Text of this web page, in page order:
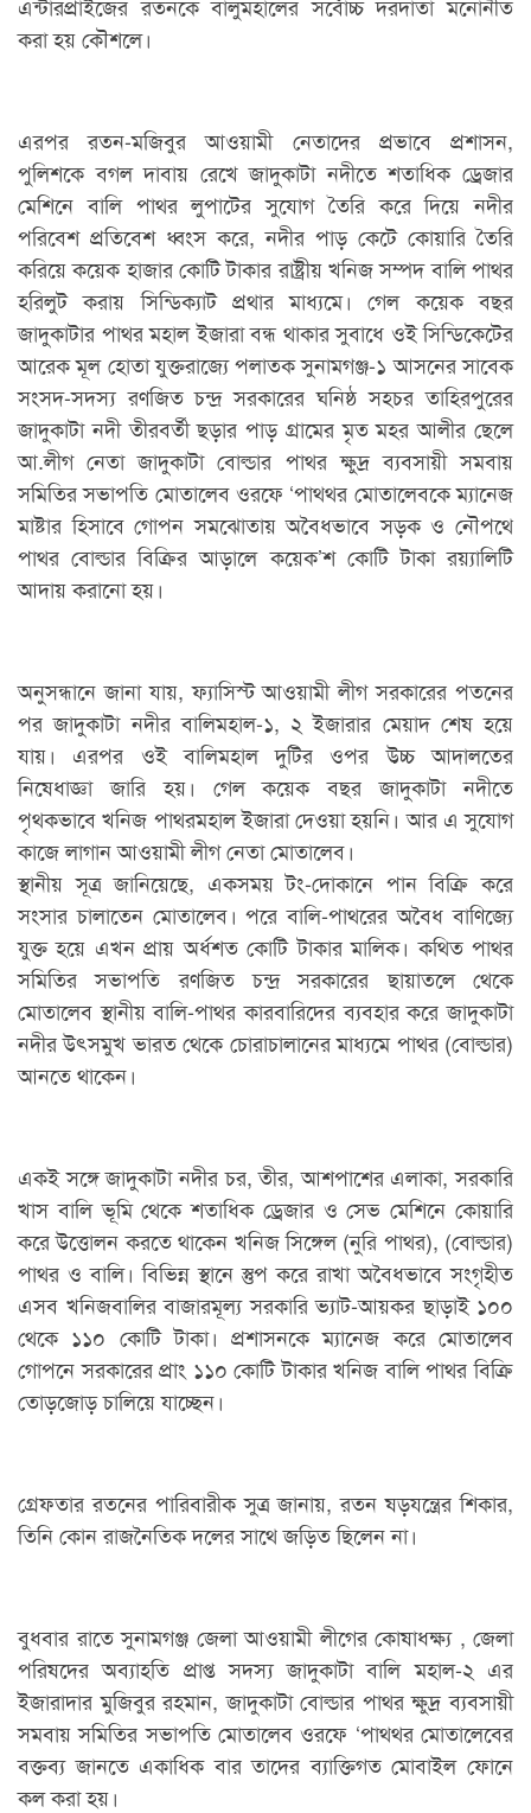
করা হয় কৌশলে।
এরপর রতন-মজিবুর আওয়ামী নেতাদের প্রভাবে প্রশাসন,
পুলিশকে বগল দাবায় রেখে জাদুকাটা নদীতে শতাধিক ড্রেজার
মেশিনে বালি পাথর লুপাটের সুযোগ তৈরি করে দিয়ে নদীর
পরিবেশ প্রতিবেশ ধ্বংস করে, নদীর পাড় কেটে কোয়ারি তৈরি
করিয়ে কয়েক হাজার কোটি টাকার রাষ্ট্রীয় খনিজ সম্পদ বালি পাথর
হরিলুট করায় সিন্ডিক্যাট প্রথার মাধ্যমে। গেল কয়েক বছর
জাদুকাটার পাথর মহাল ইজারা বন্ধ থাকার সুবাধে ওই সিন্ডিকেটের
আরেক মূল হোতা যুক্তরাজ্যে পলাতক সুনামগঞ্জ-১ আসনের সাবেক
সংসদ-সদস্য রণজিত চন্দ্র সরকারের ঘনিষ্ঠ সহচর তাহিরপুরের
জাদুকাটা নদী তীরবর্তী ছড়ার পাড় গ্রামের মৃত মহর আলীর ছেলে
আ.লীগ নেতা জাদুকাটা বোল্ডার পাথর ক্ষুদ্র ব্যবসায়ী সমবায়
সমিতির সভাপতি মোতালেব ওরফে ‘পাথ্থর মোতালেবকে ম্যানেজ
মাষ্টার হিসাবে গোপন সমঝোতায় অবৈধভাবে সড়ক ও নৌপথে
পাথর বোল্ডার বিক্রির আড়ালে কয়েক’শ কোটি টাকা রয়্যালিটি
আদায় করানো হয়।
অনুসন্ধানে জানা যায়, ফ্যাসিস্ট আওয়ামী লীগ সরকারের পতনের
পর জাদুকাটা নদীর বালিমহাল-১, ২ ইজারার মেয়াদ শেষ হয়ে
যায়। এরপর ওই বালিমহাল দুটির ওপর উচ্চ আদালতের
নিষেধাজ্ঞা জারি হয়। গেল কয়েক বছর জাদুকাটা নদীতে
পৃথকভাবে খনিজ পাথরমহাল ইজারা দেওয়া হয়নি। আর এ সুযোগ
কাজে লাগান আওয়ামী লীগ নেতা মোতালেব।
স্থানীয় সূত্র জানিয়েছে, একসময় টং-দোকানে পান বিক্রি করে
সংসার চালাতেন মোতালেব। পরে বালি-পাথরের অবৈধ বাণিজ্যে
যুক্ত হয়ে এখন প্রায় অর্ধশত কোটি টাকার মালিক। কথিত পাথর
সমিতির সভাপতি রণজিত চন্দ্র সরকারের ছায়াতলে থেকে
মোতালেব স্থানীয় বালি-পাথর কারবারিদের ব্যবহার করে জাদুকাটা
নদীর উৎসমুখ ভারত থেকে চোরাচালানের মাধ্যমে পাথর (বোল্ডার)
আনতে থাকেন।
একই সঙ্গে জাদুকাটা নদীর চর, তীর, আশপাশের এলাকা, সরকারি
খাস বালি ভূমি থেকে শতাধিক ড্রেজার ও সেভ মেশিনে কোয়ারি
করে উত্তোলন করতে থাকেন খনিজ সিঙ্গেল (নুরি পাথর), (বোল্ডার)
পাথর ও বালি। বিভিন্ন স্থানে স্তুপ করে রাখা অবৈধভাবে সংগৃহীত
এসব খনিজবালির বাজারমূল্য সরকারি ভ্যাট-আয়কর ছাড়াই ১০০
থেকে ১১০ কোটি টাকা। প্রশাসনকে ম্যানেজ করে মোতালেব
গোপনে সরকারের প্রাং ১১০ কোটি টাকার খনিজ বালি পাথর বিক্রি
তোড়জোড় চালিয়ে যাচ্ছেন।
গ্রেফতার রতনের পারিবারীক সুত্র জানায়, রতন ষড়যন্ত্রের শিকার,
তিনি কোন রাজনৈতিক দলের সাথে জড়িত ছিলেন না।
বুধবার রাতে সুনামগঞ্জ জেলা আওয়ামী লীগের কোষাধক্ষ্য , জেলা
পরিষদের অব্যাহতি প্রাপ্ত সদস্য জাদুকাটা বালি মহাল-২ এর
ইজারাদার মুজিবুর রহমান, জাদুকাটা বোল্ডার পাথর ক্ষুদ্র ব্যবসায়ী
সমবায় সমিতির সভাপতি মোতালেব ওরফে ‘পাথ্থর মোতালেবের
বক্তব্য জানতে একাধিক বার তাদের ব্যাক্তিগত মোবাইল ফোনে
কল করা হয়।